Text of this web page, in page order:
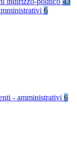
6
- amministrativi 6